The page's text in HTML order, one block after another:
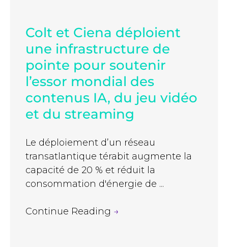
Colt et Ciena déploient
une infrastructure de
pointe pour soutenir
l’essor mondial des
contenus IA, du jeu vidéo
et du streaming
Le déploiement d’un réseau
transatlantique térabit augmente la
capacité de 20 % et réduit la
consommation d'énergie de ...
Continue Reading →